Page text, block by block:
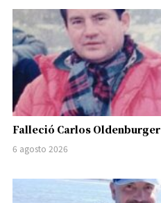
Falleció Carlos Oldenburger
6 agosto 2026